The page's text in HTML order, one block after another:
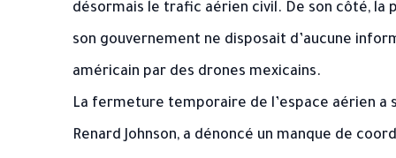
désormais le trafic aérien civil. De son côté, la
son gouvernement ne disposait d’aucune
américain par des drones mexicains.
La fermeture temporaire de l’espace aérien a
Renard Johnson, a dénoncé un manque de